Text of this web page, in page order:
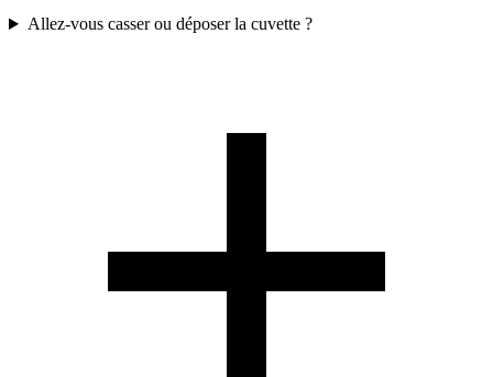
Allez-vous casser ou déposer la cuvette ?